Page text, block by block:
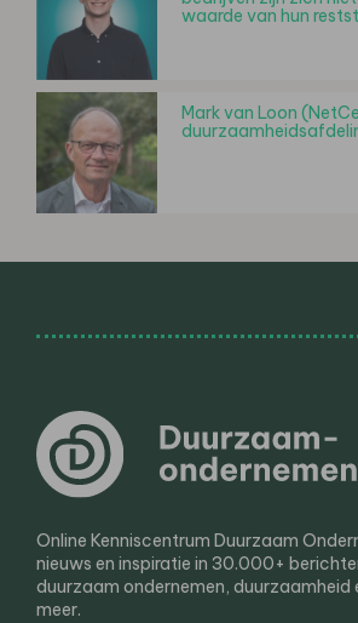
waarde van hun
Mark van Loon
Online Kenniscentrum Duurzaam
nieuws en inspiratie in 30.000+
duurzaam ondernemen, duurzaamheid
meer.